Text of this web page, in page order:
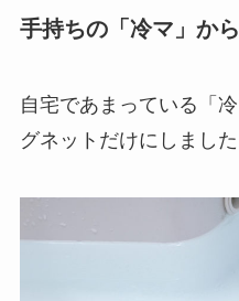
手持ちの「冷マ」か
自宅であまっている「
グネットだけにしました